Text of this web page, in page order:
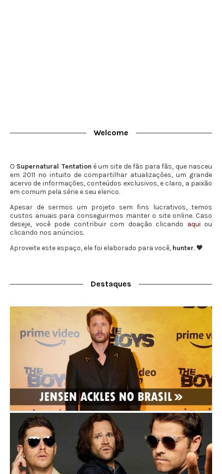
Welcome
O Supernatural Tentation é um site de fãs para fãs, que nasceu
em 2011 no intuito de compartilhar atualizações, um grande
acervo de informações, conteúdos exclusivos, e claro, a paixão
em comum pela série e seu elenco.
Apesar de sermos um projeto sem fins lucrativos, temos
custos anuais para conseguirmos manter o site online. Caso
deseje, você pode contribuir com doação clicando aqui ou
clicando nos anúncios.
Aproveite este espaço, ele foi elaborado para você, hunter. 🖤
Destaques